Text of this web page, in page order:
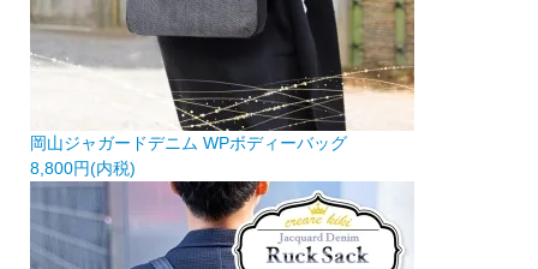
岡山ジャガードデニム WPボディーバッグ
8,800円(内税)